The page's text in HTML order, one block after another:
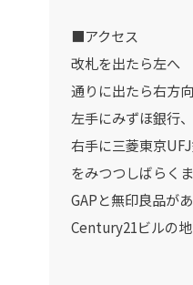
■アクセス
改札を出たら左へ
通りに出たら右方
左手にみずほ銀行
右手に三菱東京
をみつつしばらく
GAPと無印良品が
Century21ビルの